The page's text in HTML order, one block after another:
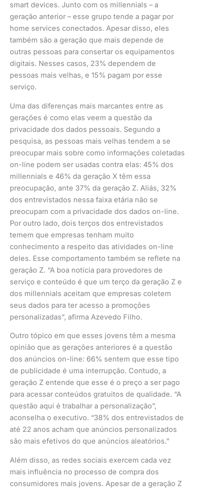
smart devices. Junto com os millennials – a
geração anterior – esse grupo tende a pagar por
home services conectados. Apesar disso, eles
também são a geração que mais depende de
outras pessoas para consertar os equipamentos
digitais. Nesses casos, 23% dependem de
pessoas mais velhas, e 15% pagam por esse
serviço.
Uma das diferenças mais marcantes entre as
gerações é como elas veem a questão da
privacidade dos dados pessoais. Segundo a
pesquisa, as pessoas mais velhas tendem a se
preocupar mais sobre como informações coletadas
on-line podem ser usadas contra elas: 45% dos
millennials e 46% da geração X têm essa
preocupação, ante 37% da geração Z. Aliás, 32%
dos entrevistados nessa faixa etária não se
preocupam com a privacidade dos dados on-line.
Por outro lado, dois terços dos entrevistados
temem que empresas tenham muito
conhecimento a respeito das atividades on-line
deles. Esse comportamento também se reflete na
geração Z. “A boa notícia para provedores de
serviço e conteúdo é que um terço da geração Z e
dos millennials aceitam que empresas coletem
seus dados para ter acesso a promoções
personalizadas”, afirma Azevedo Filho.
Outro tópico em que esses jovens têm a mesma
opinião que as gerações anteriores é a questão
dos anúncios on-line: 66% sentem que esse tipo
de publicidade é uma interrupção. Contudo, a
geração Z entende que esse é o preço a ser pago
para acessar conteúdos gratuitos de qualidade. “A
questão aqui é trabalhar a personalização”,
aconselha o executivo. “38% dos entrevistados de
até 22 anos acham que anúncios personalizados
são mais efetivos do que anúncios aleatórios.”
Além disso, as redes sociais exercem cada vez
mais influência no processo de compra dos
consumidores mais jovens. Apesar de a geração Z